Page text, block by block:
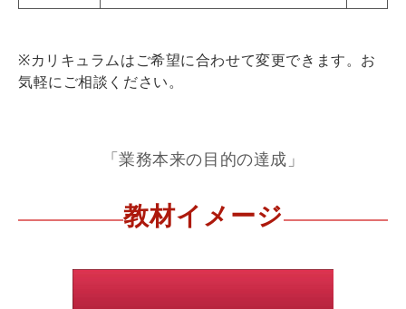
※カリキュラムはご希望に合わせて変更できます。お
気軽にご相談ください。
「業務本来の目的の達成」
教材イメージ